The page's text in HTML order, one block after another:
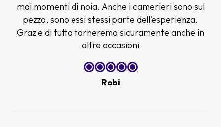
mai momenti di noia. Anche i camerieri sono sul
pezzo, sono essi stessi parte dell’esperienza.
Grazie di tutto torneremo sicuramente anche in
altre occasioni
Robi